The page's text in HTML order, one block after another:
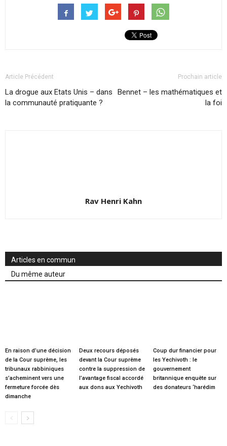
Article Précédent
La drogue aux Etats Unis – dans
la communauté pratiquante ?
Prochain article
Bennet – les mathématiques et
la foi
Rav Henri Kahn
Articles en commun
Du même auteur
En raison d’une décision
de la Cour suprême, les
tribunaux rabbiniques
s’acheminent vers une
fermeture forcée dès
dimanche
Deux recours déposés
devant la Cour suprême
contre la suppression de
l’avantage fiscal accordé
aux dons aux Yechivoth
Coup dur financier pour
les Yechivoth : le
gouvernement
britannique enquête sur
des donateurs ‘harédim